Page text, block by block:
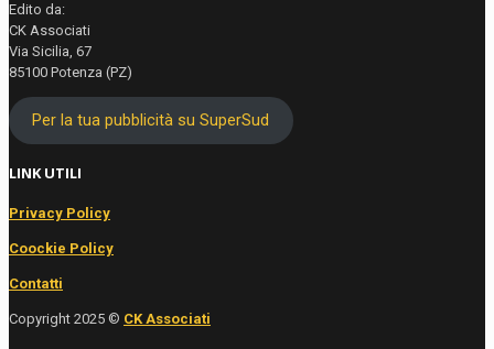
Edito da:
CK Associati
Via Sicilia, 67
85100 Potenza (PZ)
Per la tua pubblicità su SuperSud
LINK UTILI
Privacy Policy
Coockie Policy
Contatti
Copyright 2025 © CK Associati